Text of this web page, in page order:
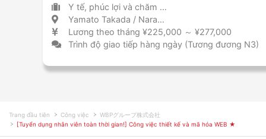
Y tế, phúc lợi và chăm sóc cơ sở chăm sóc
Yamato Takada / Nara 大和高田 / 奈良県
Lương theo tháng ¥225,000 ～ ¥277,000
Trình độ giao tiếp hàng ngày (Tương đương N3)
Trang đầu tiên Công việc
WBPグループ株式会社
[Tuyển dụng nhân viên toàn thời gian!] Công việc thiết kế và mã hóa WEB ★